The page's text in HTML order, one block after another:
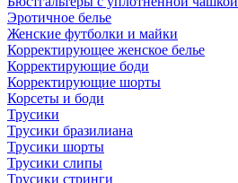
Эротичное белье
Женские футболки и майки
Корректирующее женское белье
Корректирующие боди
Корректирующие шорты
Корсеты и боди
Трусики
Трусики бразилиана
Трусики шорты
Трусики слипы
Трусики стринги